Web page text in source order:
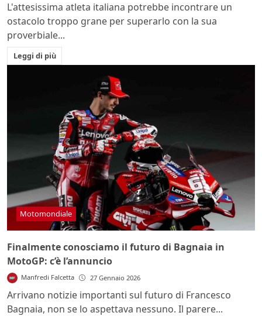
L'attesissima atleta italiana potrebbe incontrare un
ostacolo troppo grane per superarlo con la sua
proverbiale...
Leggi di più
Motomondiale
Finalmente conosciamo il futuro di Bagnaia in
MotoGP: c’è l’annuncio
Manfredi Falcetta 27 Gennaio 2026
Arrivano notizie importanti sul futuro di Francesco
Bagnaia, non se lo aspettava nessuno. Il parere...